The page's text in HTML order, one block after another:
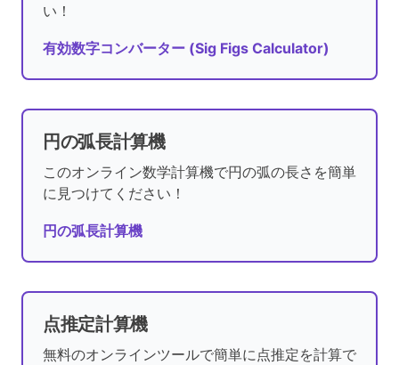
い！
有効数字コンバーター (Sig Figs Calculator)
円の弧長計算機
このオンライン数学計算機で円の弧の長さを簡単
に見つけてください！
円の弧長計算機
点推定計算機
無料のオンラインツールで簡単に点推定を計算で